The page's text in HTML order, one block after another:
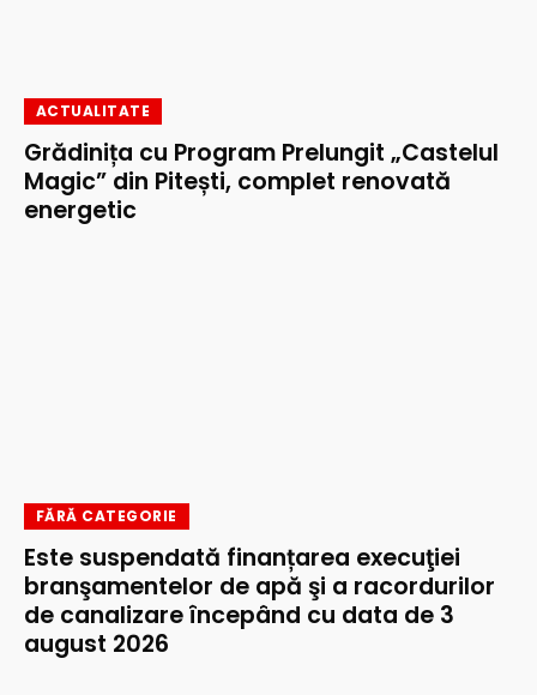
ACTUALITATE
Grădinița cu Program Prelungit „Castelul
Magic” din Pitești, complet renovată
energetic
FĂRĂ CATEGORIE
Este suspendată finanțarea execuţiei
branşamentelor de apă şi a racordurilor
de canalizare începând cu data de 3
august 2026